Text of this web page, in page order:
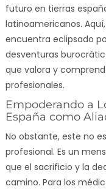
futuro en tierras
latinoamericanos.
encuentra eclipsado
desventuras
que valora y
profesionales.
Empoderando a
España como
No obstante, este no
profesional. Es un
que el sacrificio y la
camino. Para los